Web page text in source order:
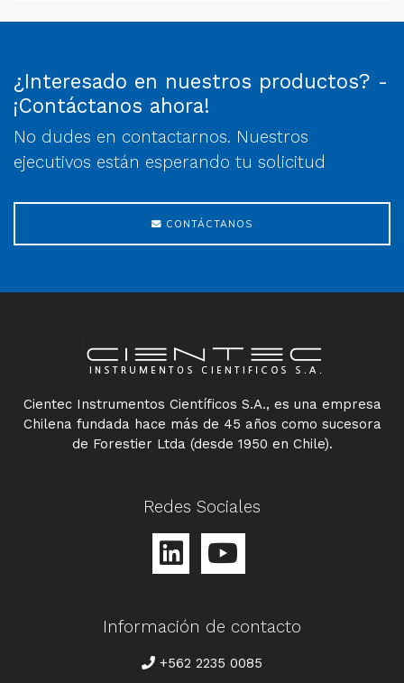
¿Interesado en nuestros productos? -
¡Contáctanos ahora!
No dudes en contactarnos. Nuestros
ejecutivos están esperando tu solicitud
CONTÁCTANOS
Cientec Instrumentos Científicos S.A., es una empresa
Chilena fundada hace más de 45 años como sucesora
de Forestier Ltda (desde 1950 en Chile).
Redes Sociales
Información de contacto
TELÉFONO
+562 2235 0085